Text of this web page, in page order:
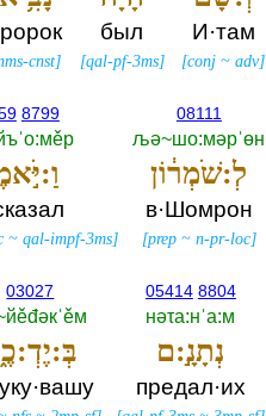
И·там
[conj ~adv]
был
[qal-pf-3ms]
cnst]
08111
љә~шо:мәрˈөн
לְ:שֹׁמְר֔וֹן
в·Шомрон
[prep~ n-pr-loc]
8799
~qal-impf-3ms]
05414 8804
нәτа:нˈа:м
נְתָנָ֣:ם
предал·их
03027